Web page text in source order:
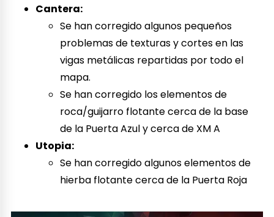
Cantera:
Se han corregido algunos pequeños
problemas de texturas y cortes en las
vigas metálicas repartidas por todo el
mapa.
Se han corregido los elementos de
roca/guijarro flotante cerca de la base
de la Puerta Azul y cerca de XM A
Utopia:
Se han corregido algunos elementos de
hierba flotante cerca de la Puerta Roja